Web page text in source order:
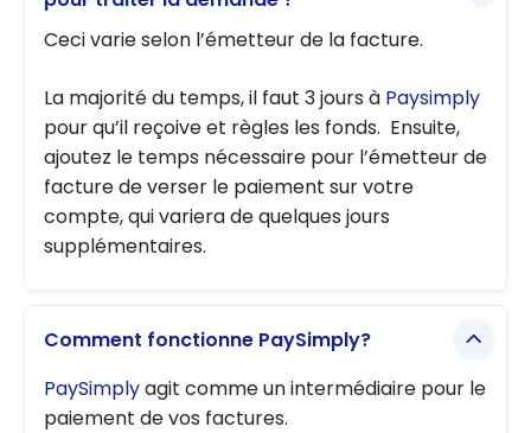
Ceci varie selon l’émetteur de la facture.
La majorité du temps, il faut 3 jours à Paysimply
pour qu’il reçoive et règles les fonds. Ensuite,
ajoutez le temps nécessaire pour l’émetteur de
facture de verser le paiement sur votre
compte, qui variera de quelques jours
supplémentaires.
Comment fonctionne PaySimply?
PaySimplyagit comme un intermédiaire pour le
paiement de vos factures.